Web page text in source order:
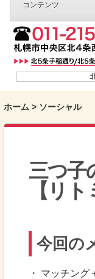
コンテンツ
ホーム > ソーシャル
三つ子
【リト
今回の
・ マッチン